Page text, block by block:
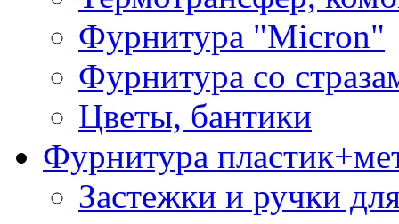
Фурнитура "Micron"
Фурнитура со
Цветы, бантики
Фурнитура
Застежки и ручки